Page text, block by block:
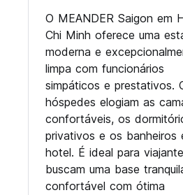
O MEANDER Saigon em
Chi Minh oferece uma
moderna e
limpa com funcionários
simpáticos e prestativos.
hóspedes elogiam as
confortáveis, os
privativos e os banheiros
hotel. É ideal para
buscam uma base
confortável com ótima